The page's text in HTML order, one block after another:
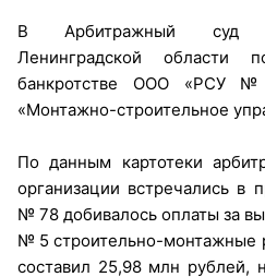
В Арбитражный суд
Ленинградской области
банкротстве ООО «РСУ
«Монтажно-строительное
По данным картотеки
организации встречались
№ 78 добивалось оплаты за
№ 5 строительно-монтажные
составил 25,98 млн рублей,